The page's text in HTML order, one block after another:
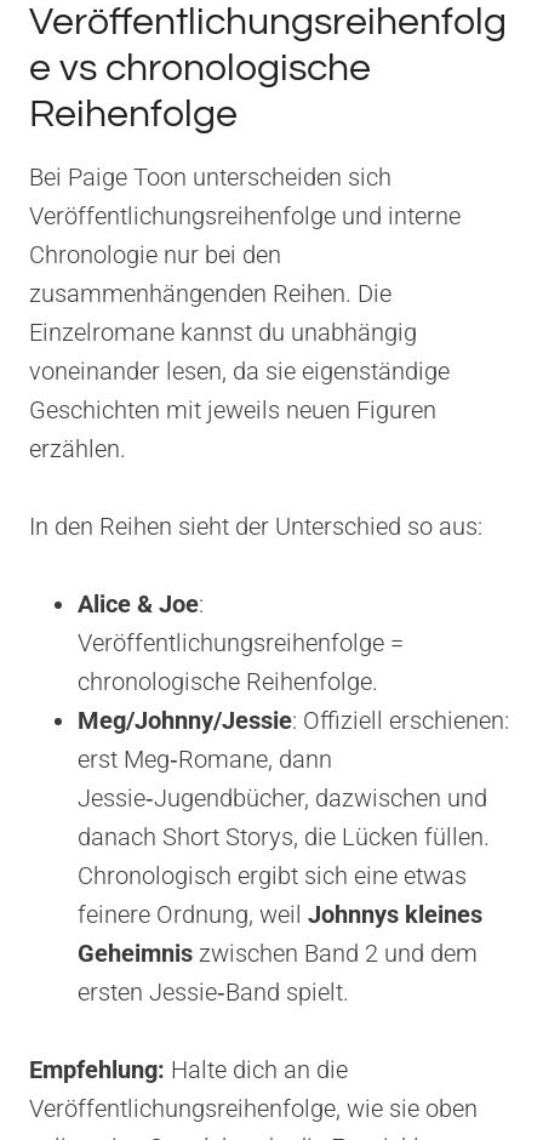
Veröffentlichungsreihenfolg
e vs chronologische
Reihenfolge
Bei Paige Toon unterscheiden sich
Veröffentlichungsreihenfolge und interne
Chronologie nur bei den
zusammenhängenden Reihen. Die
Einzelromane kannst du unabhängig
voneinander lesen, da sie eigenständige
Geschichten mit jeweils neuen Figuren
erzählen.
In den Reihen sieht der Unterschied so aus:
Alice & Joe:
Veröffentlichungsreihenfolge =
chronologische Reihenfolge.
Meg/Johnny/Jessie: Offiziell erschienen:
erst Meg‑Romane, dann
Jessie‑Jugendbücher, dazwischen und
danach Short Storys, die Lücken füllen.
Chronologisch ergibt sich eine etwas
feinere Ordnung, weil Johnnys kleines
Geheimnis zwischen Band 2 und dem
ersten Jessie‑Band spielt.
Empfehlung: Halte dich an die
Veröffentlichungsreihenfolge, wie sie oben